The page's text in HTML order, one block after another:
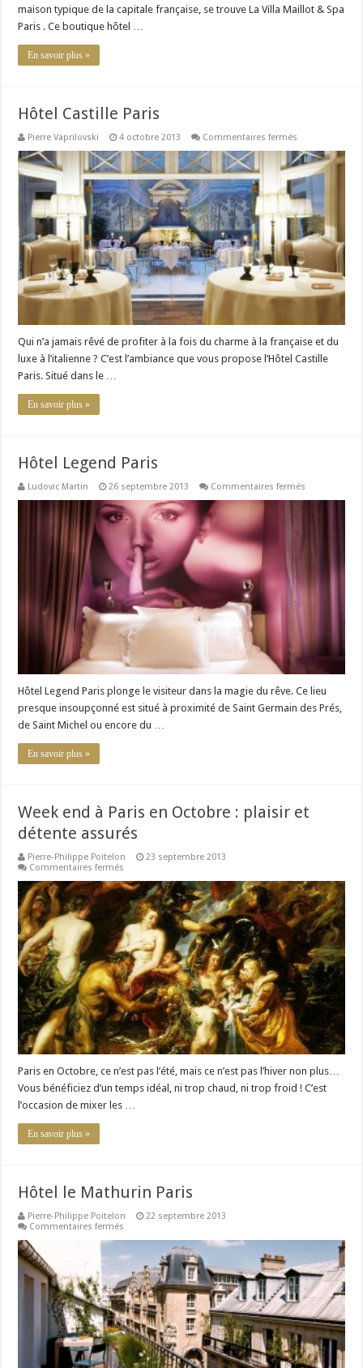
maison typique de la capitale française, se trouve La Villa Maillot & Spa
Paris . Ce boutique hôtel …
En savoir plus »
Hôtel Castille Paris
Pierre Vaprilovski 4 octobre 2013 Commentaires fermés
Castille
Paris
Qui n’a jamais rêvé de profiter à la fois du charme à la française et du
luxe à l’italienne ? C’est l’ambiance que vous propose l’Hôtel Castille
Paris. Situé dans le …
En savoir plus »
Hôtel Legend Paris
Ludovic Martin 26 septembre 2013 Commentaires fermés
Hôtel Legend Paris plonge le visiteur dans la magie du rêve. Ce lieu
presque insoupçonné est situé à proximité de Saint Germain des Prés,
de Saint Michel ou encore du …
En savoir plus »
Week end à Paris en Octobre : plaisir et
détente assurés
Pierre-Philippe Poitelon
23 septembre 2013
Commentaires fermés
end
Paris
en
Octobre
:
plaisir
et
détente
assurés
Paris en Octobre, ce n’est pas l’été, mais ce n’est pas l’hiver non plus…
Vous bénéficiez d’un temps idéal, ni trop chaud, ni trop froid ! C’est
l’occasion de mixer les …
En savoir plus »
Hôtel le Mathurin Paris
Pierre-Philippe Poitelon
22 septembre 2013
Commentaires fermés
Mathurin
Paris